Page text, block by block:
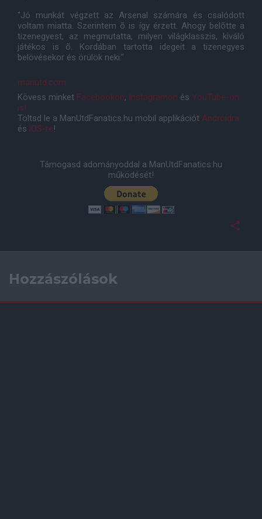
"Jó munkát végzett az Arsenal számára és csalódott
voltam miatta. Szerintem õ is így érzett. Ahogy belõtte a
tizenegyest, az megmutatta, milyen világklasszis, kiváló
játékos is õ. Kordában tartotta idegeit a tizenegyes
belövésekor és örülök neki."
manutd.com
Kövess minket Facebookon, Instagramon és YouTube-on
is!
Töltsd le a ManUtdFanatics.hu mobil applikációt Androidra
és iOS-re!
Támogasd adományoddal a ManUtdFanatics.hu
működését!
Hozzászólások